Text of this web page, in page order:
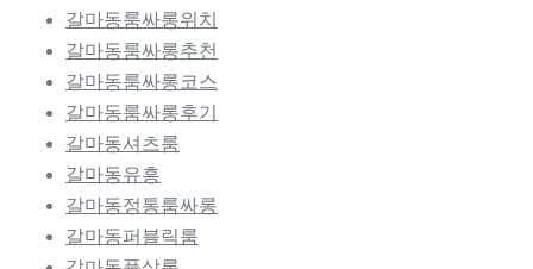
갈마동룸싸롱위치
갈마동룸싸롱추천
갈마동룸싸롱코스
갈마동룸싸롱후기
갈마동셔츠룸
갈마동유흥
갈마동정통룸싸롱
갈마동퍼블릭룸